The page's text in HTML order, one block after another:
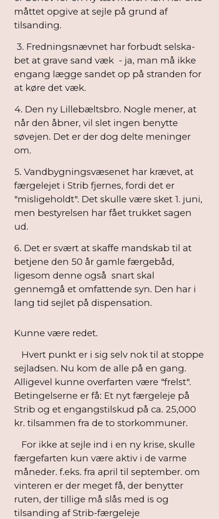
måttet opgive at sejle på grund af
tilsanding.
3. Fredningsnævnet har forbudt selska-
bet at grave sand væk - ja, man må ikke
engang lægge sandet op på stranden for
at køre det væk.
4. Den ny Lillebæltsbro. Nogle mener, at
når den åbner, vil slet ingen benytte
søvejen. Det er der dog delte meninger
om.
5. Vandbygningsvæsenet har krævet, at
færgelejet i Strib fjernes, fordi det er
"misligeholdt". Det skulle være sket 1. juni,
men bestyrelsen har fået trukket sagen
ud.
6. Det er svært at skaffe mandskab til at
betjene den 50 år gamle færgebåd,
ligesom denne også snart skal
gennemgå et omfattende syn. Den har i
lang tid sejlet på dispensation.
Kunne være redet.
Hvert punkt er i sig selv nok til at stoppe
sejladsen. Nu kom de alle på en gang.
Alligevel kunne overfarten være "frelst".
Betingelserne er få: Et nyt færgeleje på
Strib og et engangstilskud på ca. 25,000
kr. tilsammen fra de to storkommuner.
For ikke at sejle ind i en ny krise, skulle
færgefarten kun være aktiv i de varme
måneder. f.eks. fra april til september. om
vinteren er der meget få, der benytter
ruten, der tillige må slås med is og
tilsanding af Strib-færgeleje